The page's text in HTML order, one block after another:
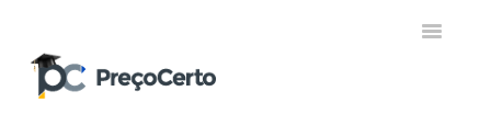
Toggle